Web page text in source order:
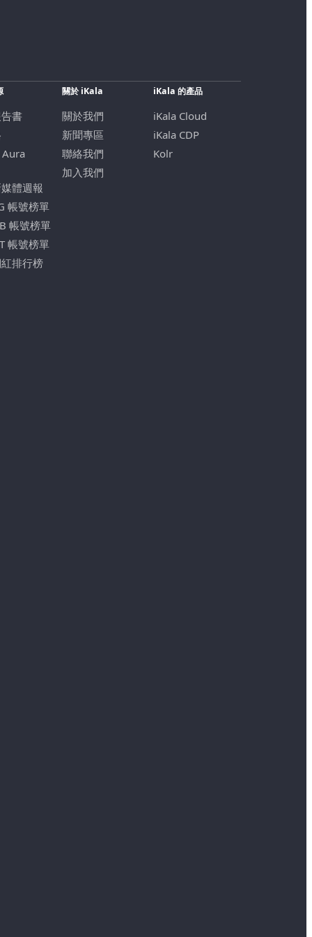
書
體週報
帳號榜單
帳號榜單
帳號榜單
排行榜
關於 iKala
關於我們
新聞專區
聯絡我們
加入我們
iKala 的產品
iKala Cloud
iKala CDP
Kolr